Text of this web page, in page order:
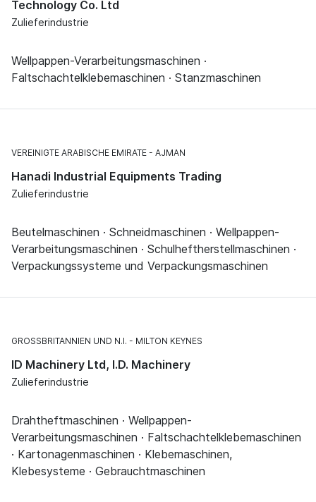
Technology Co. Ltd
Zulieferindustrie
Wellpappen-Verarbeitungsmaschinen ·
Faltschachtelklebemaschinen · Stanzmaschinen
VEREINIGTE ARABISCHE EMIRATE AJMAN
Hanadi Industrial Equipments Trading
Zulieferindustrie
Beutelmaschinen · Schneidmaschinen · Wellpappen-
Verarbeitungsmaschinen · Schulheftherstellmaschinen ·
Verpackungssysteme und Verpackungsmaschinen
GROSSBRITANNIEN UND N.I. MILTON KEYNES
ID Machinery Ltd, I.D. Machinery
Zulieferindustrie
Drahtheftmaschinen · Wellpappen-
Verarbeitungsmaschinen · Faltschachtelklebemaschinen
· Kartonagenmaschinen · Klebemaschinen,
Klebesysteme · Gebrauchtmaschinen